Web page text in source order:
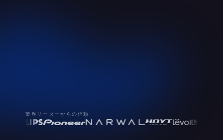
業界リーダーからの信頼